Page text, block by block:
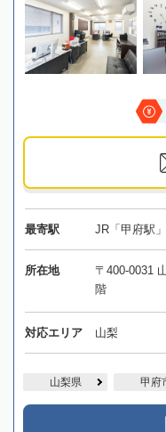
最寄駅 JR「甲府駅
所在地
〒400-0031
階
対応エリア 山梨
山梨県 甲府